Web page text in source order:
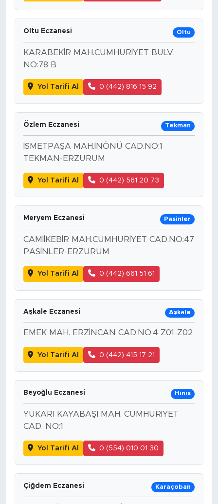
Oltu Eczanesi Oltu
KARABEKİR MAH.CUMHURİYET BULV.
NO:78 B
Yol Tarifi Al 0 (442) 816 15 92
Özlem Eczanesi Tekman
İSMETPAŞA MAH.İNÖNÜ CAD.NO:1
TEKMAN-ERZURUM
Yol Tarifi Al 0 (442) 561 20 73
Meryem Eczanesi Pasinler
CAMİİKEBİR MAH.CUMHURİYET CAD.NO:47
PASİNLER-ERZURUM
Yol Tarifi Al 0 (442) 661 51 61
Aşkale Eczanesi Aşkale
EMEK MAH. ERZİNCAN CAD.NO:4 Z01-Z02
Yol Tarifi Al 0 (442) 415 17 21
Beyoğlu Eczanesi Hınıs
YUKARI KAYABAŞI MAH. CUMHURİYET
CAD. NO:1
Yol Tarifi Al 0 (554) 010 01 30
Çiğdem Eczanesi Karaçoban